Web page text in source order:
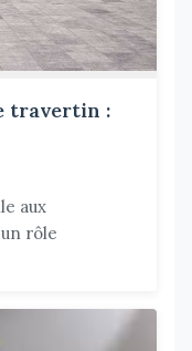
travertin :
aux
rôle